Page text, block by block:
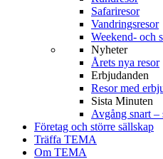
Safariresor
Vandringsresor
Weekend- och
Nyheter
Årets nya resor
Erbjudanden
Resor med
Sista Minuten
Avgång snart –
Företag och större sällskap
Träffa TEMA
Om TEMA